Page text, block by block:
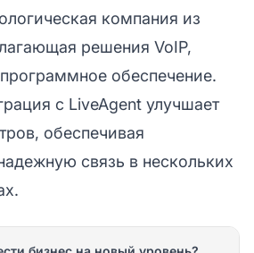
компания из
решения VoIP,
обеспечение.
с LiveAgent улучшает
обеспечивая
связь в нескольких